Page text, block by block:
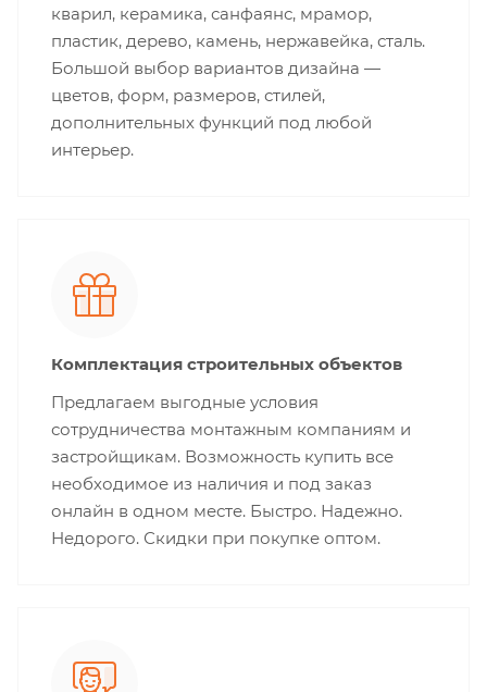
кварил, керамика, санфаянс, мрамор,
пластик, дерево, камень, нержавейка, сталь.
Большой выбор вариантов дизайна —
цветов, форм, размеров, стилей,
дополнительных функций под любой
интерьер.
Комплектация строительных объектов
Предлагаем выгодные условия
сотрудничества монтажным компаниям и
застройщикам. Возможность купить все
необходимое из наличия и под заказ
онлайн в одном месте. Быстро. Надежно.
Недорого. Скидки при покупке оптом.